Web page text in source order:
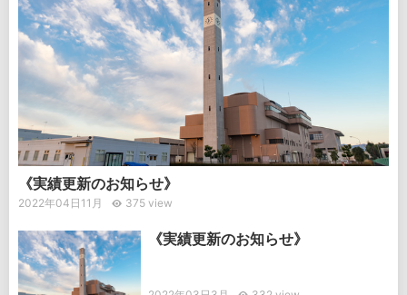
《実績更新のお知らせ》
2022年04日11月 375 view
《実績更新のお知らせ》